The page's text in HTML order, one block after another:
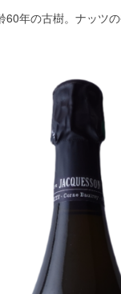
60年の古樹。ナッツ